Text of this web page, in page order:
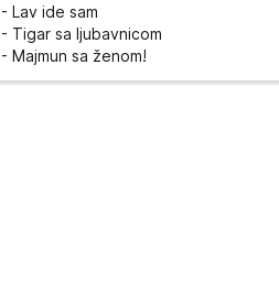
- Lav ide sam
- Tigar sa ljubavnicom
- Majmun sa ženom!